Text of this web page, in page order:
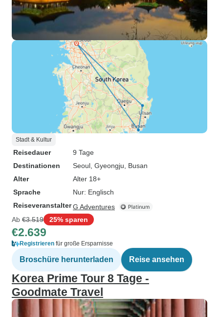
Stadt & Kultur
Reisedauer
9 Tage
Destinationen
Seoul , Gyeongju , Busan
Alter
Alter 18+
Sprache
Nur: Englisch
ReiseveranstalterG Adventures
Ab €3.519 25% sparen
€2.639
Registrieren für große Ersparnisse
Broschüre herunterladen Reise ansehen
Korea Prime Tour 8 Tage -
Goodmate Travel